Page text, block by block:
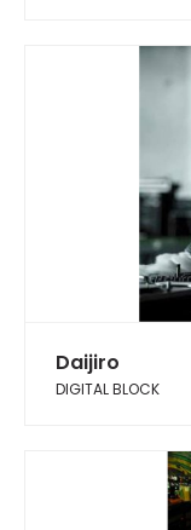
Daijiro
DIGITAL BLOCK